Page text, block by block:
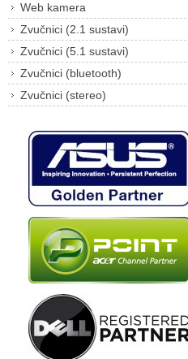
Web kamera
Zvučnici (2.1 sustavi)
Zvučnici (5.1 sustavi)
Zvučnici (bluetooth)
Zvučnici (stereo)